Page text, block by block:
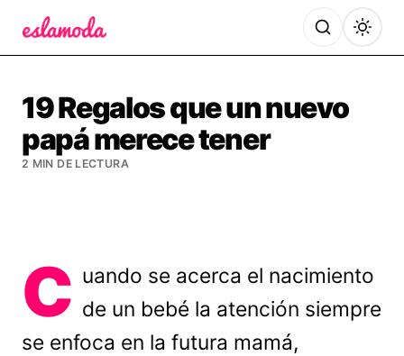
19 Regalos que un nuevo
papá merece tener
2 MIN DE LECTURA
C uando se acerca el nacimiento
de un bebé la atención siempre
se enfoca en la futura mamá,